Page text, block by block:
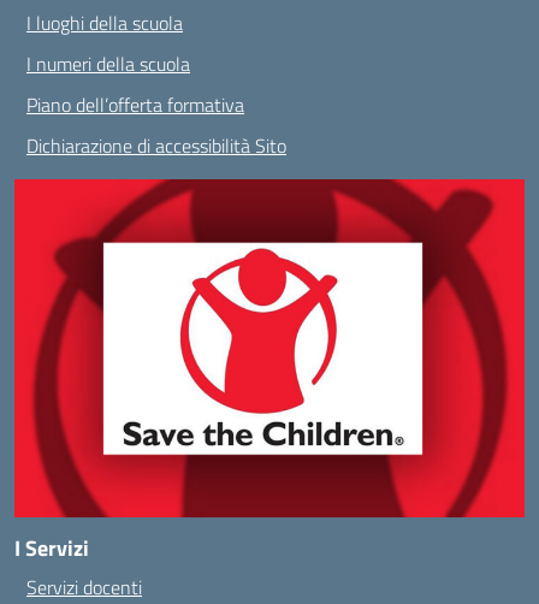
I luoghi della scuola
I numeri della scuola
Piano dell’offerta formativa
Dichiarazione di accessibilità Sito
I Servizi
Servizi docenti